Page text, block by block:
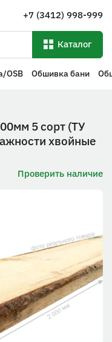
+7 (3412) 998-999
Каталог
OSB Обшивка бани
5 сорт (ТУ
хвойные
Проверить наличие